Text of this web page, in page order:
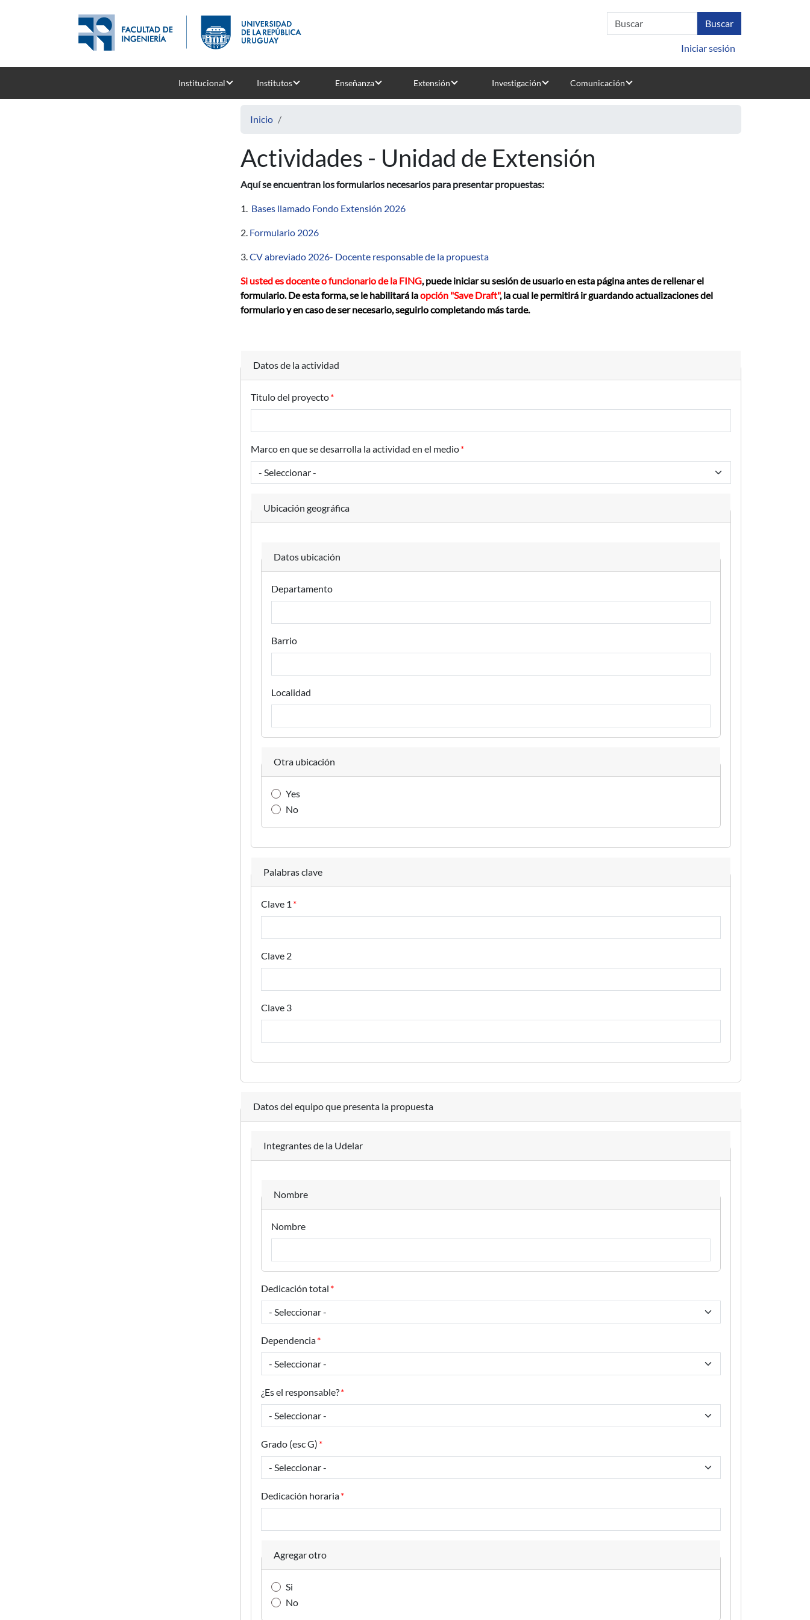
Iniciar sesión
Institucional Institutos Enseñanza Extensión Investigación Comunicación
Inicio
Actividades - Unidad de Extensión
Aquí se encuentran los formularios necesarios para presentar propuestas:
1. Bases llamado Fondo Extensión 2026
2. Formulario 2026
3.CV abreviado 2026- Docente responsable de la propuesta
Si usted es docente o funcionario de la FING, puede iniciar su sesión de usuario en esta página antes de rellenar el
formulario. De esta forma, se le habilitará laopción "Save Draft", la cual le permitirá ir guardando actualizaciones del
formulario y en caso de ser necesario, seguirlo completando más tarde.
Datos de la actividad
Titulo del proyecto
Marco en que se desarrolla la actividad en el medio
Ubicación geográfica
Datos ubicación
Departamento
Barrio
Localidad
Otra ubicación
Yes
No
Palabras clave
Clave 1
Clave 2
Clave 3
Datos del equipo que presenta la propuesta
Integrantes de la Udelar
Nombre
Nombre
Dedicación total
Dependencia
¿Es el responsable?
Grado (esc G)
Dedicación horaria
Agregar otro
Si
No